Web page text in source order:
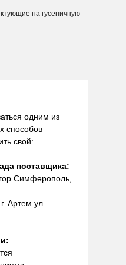
на гусеничную
одним из
способов
свой:
поставщика:
Артем ул.